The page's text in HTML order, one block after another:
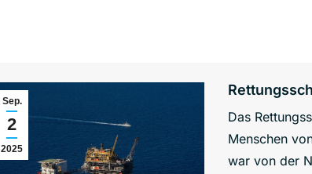
Sep.
2
2025
Das
Menschen
war von der